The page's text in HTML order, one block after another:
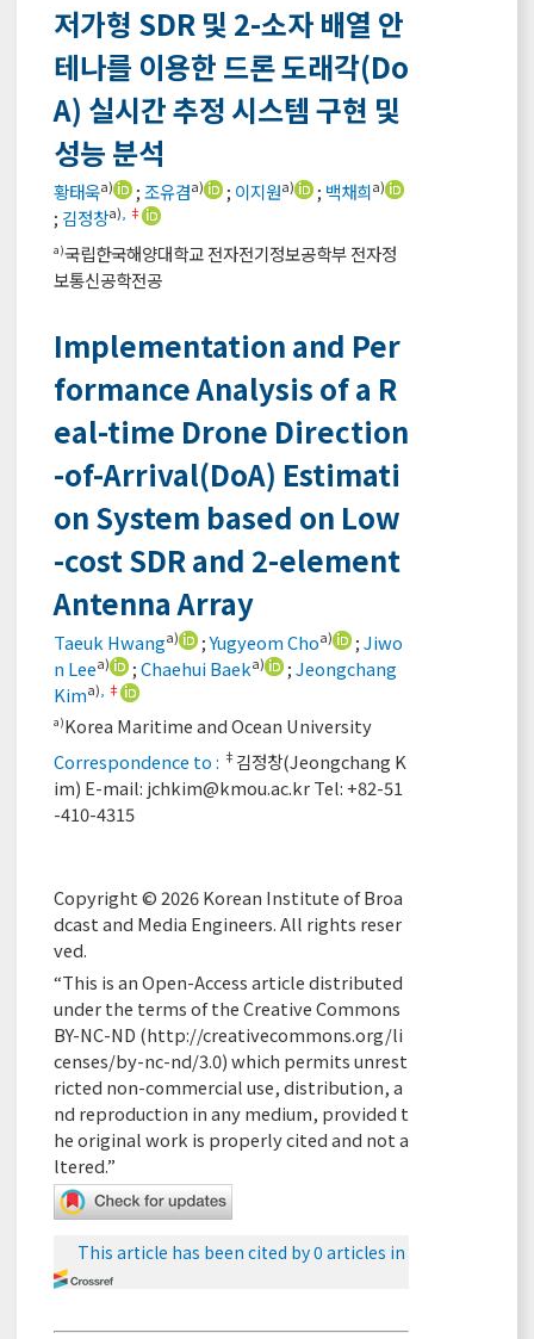
저가형 SDR 및 2-소자 배열 안
테나를 이용한 드론 도래각(Do
A) 실시간 추정 시스템 구현 및
성능 분석
황태욱a) ;조유겸a) ; 이지원a) ; 백채희a)
; 김정창a) ‡
a)국립한국해양대학교 전자전기정보공학부 전자정
보통신공학전공
Implementation and Per
formance Analysis of a R
eal-time Drone Direction
-of-Arrival(DoA) Estimati
on System based on Low
-cost SDR and 2-element
Antenna Array
Taeuk Hwanga) ;Yugyeom Choa) ;Jiwo
n Leea) ;Chaehui Baeka) ;Jeongchang
Kima) ‡
a)Korea Maritime and Ocean University
Correspondence to : ‡ 김정창(Jeongchang K
im) E-mail: jchkim@kmou.ac.krTel: +82-51
-410-4315
Copyright © 2026 Korean Institute of Broa
dcast and Media Engineers. All rights reser
ved.
“This is an Open-Access article distributed
under the terms of the Creative Commons
BY-NC-ND (http://creativecommons.org/li
censes/by-nc-nd/3.0) which permits unrest
ricted non-commercial use, distribution, a
nd reproduction in any medium, provided t
he original work is properly cited and not a
ltered.”
This article has been cited by 0 articles in